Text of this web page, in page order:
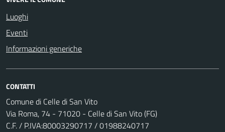
Luoghi
Eventi
Informazioni generiche
CONTATTI
Comune di Celle di San Vito
Via Roma, 74 - 71020 - Celle di San Vito (FG)
C.F. / P.IVA:80003290717 / 01988240717